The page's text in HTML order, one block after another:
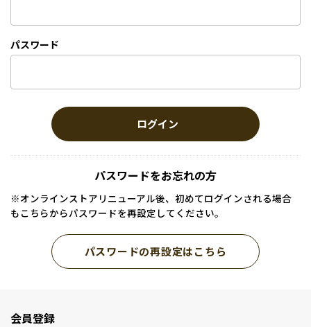
パスワード
ログイン
パスワードをお忘れの方
※オンラインストアリニューアル後、初めてログインされる場合
もこちらからパスワードを再設定してください。
パスワードの再設定はこちら
会員登録